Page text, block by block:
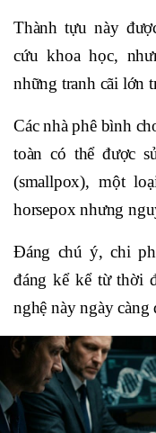
Thành tựu này
cứu khoa học,
những tranh cãi lớn
Các nhà phê bình
toàn có thể được
(smallpox), một
horsepox nhưng
Đáng chú ý, chi
đáng kể kể từ thời
nghệ này ngày càng